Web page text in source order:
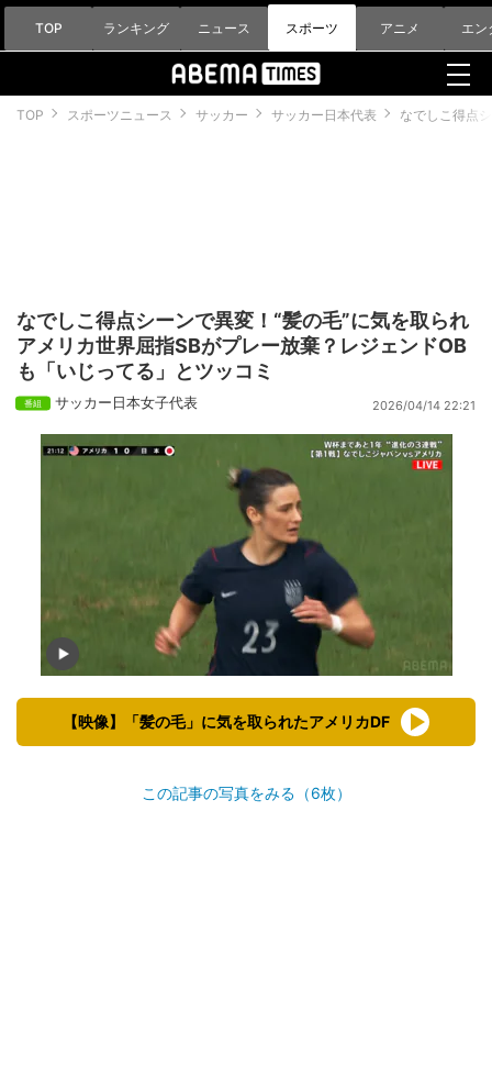
TOP ランキング ニュース スポーツ アニメ エン
TOP スポーツニュース サッカー サッカー日本代表 なでしこ得点
なでしこ得点シーンで異変！“髪の毛”に気を取られ
アメリカ世界屈指SBがプレー放棄？レジェンドOB
も「いじってる」とツッコミ
サッカー日本女子代表 2026/04/14 22:21
【映像】「髪の毛」に気を取られたアメリカDF
この記事の写真をみる（6枚）